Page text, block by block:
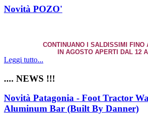
Novità POZO'
CONTINUANO I SALDISSIMI FINO
IN AGOSTO APERTI DAL 12
Leggi tutto...
.... NEWS !!!
Novità Patagonia - Foot Tractor
Aluminum Bar (Built By Danner)